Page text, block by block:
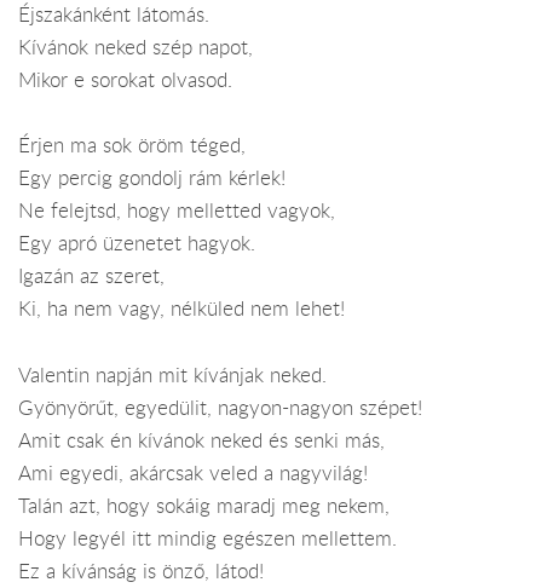
Éjszakánként látomás.
Kívánok neked szép napot,
Mikor e sorokat olvasod.
Érjen ma sok öröm téged,
Egy percig gondolj rám kérlek!
Ne felejtsd, hogy melletted vagyok,
Egy apró üzenetet hagyok.
Igazán az szeret,
Ki, ha nem vagy, nélküled nem lehet!
Valentin napján mit kívánjak neked.
Gyönyörűt, egyedülit, nagyon-nagyon szépet!
Amit csak én kívánok neked és senki más,
Ami egyedi, akárcsak veled a nagyvilág!
Talán azt, hogy sokáig maradj meg nekem,
Hogy legyél itt mindig egészen mellettem.
Ez a kívánság is önző, látod!